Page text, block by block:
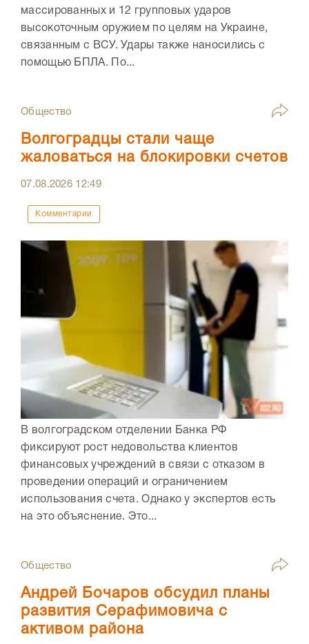
массированных и 12 групповых ударов
высокоточным оружием по целям на Украине,
связанным с ВСУ. Удары также наносились с
помощью БПЛА. По...
Общество
Волгоградцы стали чаще
жаловаться на блокировки счетов
07.08.2026 12:49
Комментарии
В волгоградском отделении Банка РФ
фиксируют рост недовольства клиентов
финансовых учреждений в связи с отказом в
проведении операций и ограничением
использования счета. Однако у экспертов есть
на это объяснение. Это...
Общество
Андрей Бочаров обсудил планы
развития Серафимовича с
активом района